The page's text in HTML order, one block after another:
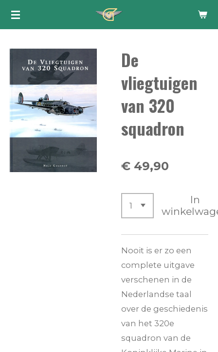
Ga
hoofdinhoud
De
vliegtuigen
van 320
squadron
€ 49,90
In
Nooit is er zo een
complete uitgave
verschenen in de
Nederlandse taal
over de geschiedenis
van het 320e
squadron van de